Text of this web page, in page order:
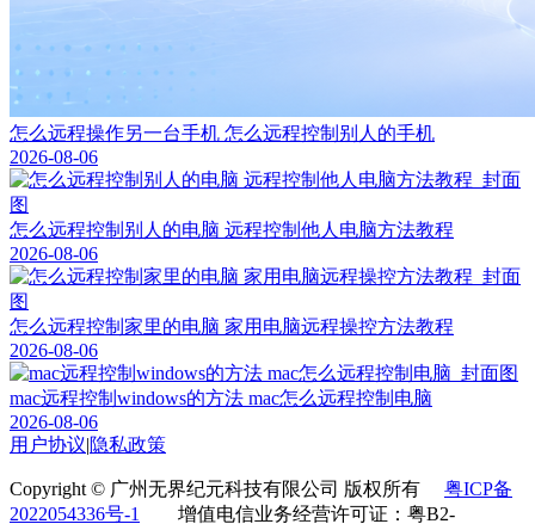
怎么远程操作另一台手机 怎么远程控制别人的手机
2026-08-06
怎么远程控制别人的电脑 远程控制他人电脑方法教程
2026-08-06
怎么远程控制家里的电脑 家用电脑远程操控方法教程
2026-08-06
mac远程控制windows的方法 mac怎么远程控制电脑
2026-08-06
用户协议|隐私政策
Copyright © 广州无界纪元科技有限公司 版权所有 粤ICP备
2022054336号-1
增值电信业务经营许可证：粤B2-